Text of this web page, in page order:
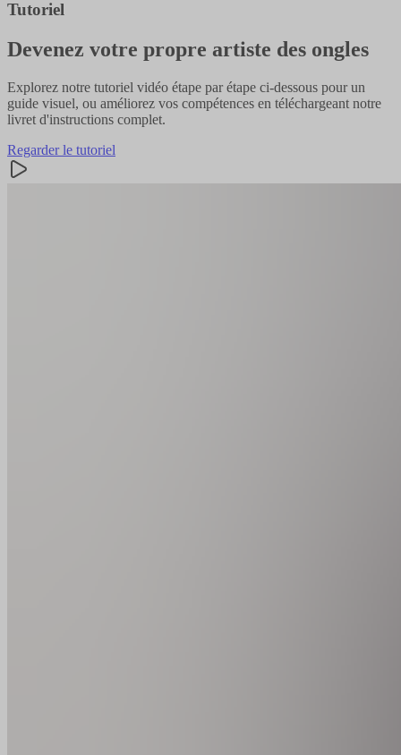
Tutoriel
Devenez votre propre artiste des ongles
Explorez notre tutoriel vidéo étape par étape ci-dessous pour un
guide visuel, ou améliorez vos compétences en téléchargeant notre
livret d'instructions complet.
Regarder le tutoriel